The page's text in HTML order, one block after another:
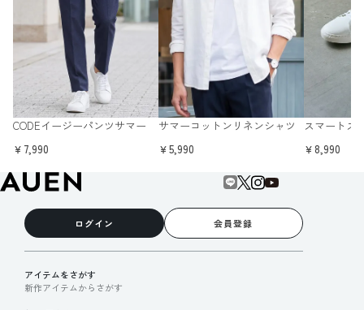
CODEイージーパンツサマー
￥7,990
サマーコットンリネンシャツ
￥5,990
スマートス
￥8,990
ログイン 会員登録
アイテムをさがす
新作アイテムからさがす